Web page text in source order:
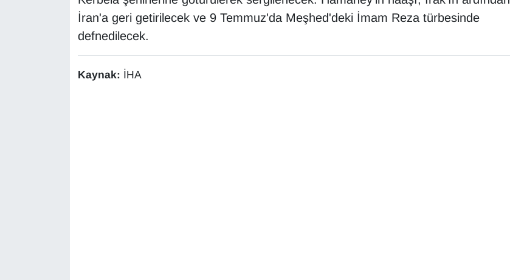
İran'a geri getirilecek ve 9 Temmuz'da Meşhed'deki İmam Reza türbesinde
defnedilecek.
Kaynak: İHA